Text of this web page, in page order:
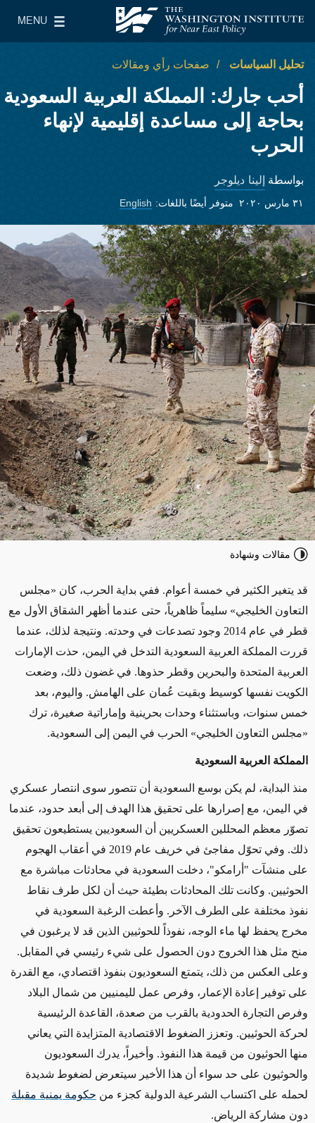
معهد واشنطن لسياسات الشرق الأدنى
MENU
Main Menu
تحليل السياسات صفحات رأي ومقالات
أحب جارك: المملكة العربية السعودية
بحاجة إلى مساعدة إقليمية لإنهاء
الحرب
بواسطة إلينا ديلوجر
٣١ مارس ٢٠٢٠ متوفر أيضًا باللغات: English
مقالات وشهادة
قد يتغير الكثير في خمسة أعوام. ففي بداية الحرب، كان «مجلس
التعاون الخليجي» سليماً ظاهرياً، حتى عندما أظهر الشقاق الأول مع
قطر في عام 2014 وجود تصدعات في وحدته. ونتيجة لذلك، عندما
قررت المملكة العربية السعودية التدخل في اليمن، حذت الإمارات
العربية المتحدة والبحرين وقطر حذوها. في غضون ذلك، وضعت
الكويت نفسها كوسيط وبقيت عُمان على الهامش. واليوم، بعد
خمس سنوات، وباستثناء وحدات بحرينية وإماراتية صغيرة، ترك
«مجلس التعاون الخليجي» الحرب في اليمن إلى السعودية.
المملكة العربية السعودية
منذ البداية، لم يكن بوسع السعودية أن تتصور سوى انتصار عسكري
في اليمن، مع إصرارها على تحقيق هذا الهدف إلى أبعد حدود، عندما
تصوّر معظم المحللين العسكريين أن السعوديين يستطيعون تحقيق
ذلك. وفي تحوّل مفاجئ في خريف عام 2019 في أعقاب الهجوم
على منشآت "أرامكو"، دخلت السعودية في محادثات مباشرة مع
الحوثيين. وكانت تلك المحادثات بطيئة حيث أن لكل طرف نقاط
نفوذ مختلفة على الطرف الآخر. وأعطت الرغبة السعودية في
مخرج يحفظ لها ماء الوجه، نفوذاً للحوثيين الذين قد لا يرغبون في
منح مثل هذا الخروج دون الحصول على شيء رئيسي في المقابل.
وعلى العكس من ذلك، يتمتع السعوديون بنفوذ اقتصادي، مع القدرة
على توفير إعادة الإعمار، وفرص عمل لليمنيين من شمال البلاد
وفرص التجارة الحدودية بالقرب من صعدة، القاعدة الرئيسية
لحركة الحوثيين. وتعزز الضغوط الاقتصادية المتزايدة التي يعاني
منها الحوثيون من قيمة هذا النفوذ. وأخيراً، يدرك السعوديون
والحوثيون على حد سواء أن هذا الأخير سيتعرض لضغوط شديدة
لحمله على اكتساب الشرعية الدولية كجزء من حكومة يمنية مقبلة
دون مشاركة الرياض.